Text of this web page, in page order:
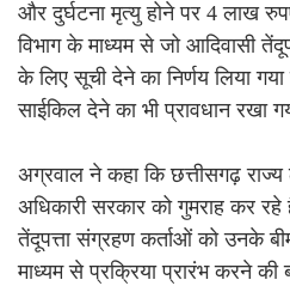
और दुर्घटना मृत्यु होने पर 4 लाख
विभाग के माध्यम से जो आदिवासी
के लिए सूची देने का निर्णय लिया
साईकिल देने का भी प्रावधान रखा
अग्रवाल ने कहा कि छत्तीसगढ़
अधिकारी सरकार को गुमराह कर
तेंदूपत्ता संग्रहण कर्ताओं को उनके
माध्यम से प्रक्रिया प्रारंभ करने